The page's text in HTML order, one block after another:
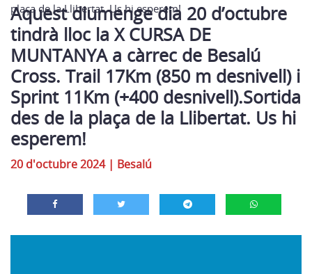
plaça de la Llibertat. Us hi esperem!
Aquest diumenge dia 20 d’octubre
tindrà lloc la X CURSA DE
MUNTANYA a càrrec de Besalú
Cross. Trail 17Km (850 m desnivell) i
Sprint 11Km (+400 desnivell).Sortida
des de la plaça de la Llibertat. Us hi
esperem!
20 d'octubre 2024| Besalú